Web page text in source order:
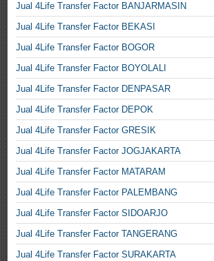
Jual 4Life Transfer Factor BANJARMASIN
Jual 4Life Transfer Factor BEKASI
Jual 4Life Transfer Factor BOGOR
Jual 4Life Transfer Factor BOYOLALI
Jual 4Life Transfer Factor DENPASAR
Jual 4Life Transfer Factor DEPOK
Jual 4Life Transfer Factor GRESIK
Jual 4Life Transfer Factor JOGJAKARTA
Jual 4Life Transfer Factor MATARAM
Jual 4Life Transfer Factor PALEMBANG
Jual 4Life Transfer Factor SIDOARJO
Jual 4Life Transfer Factor TANGERANG
Jual 4Life Transfer Factor SURAKARTA